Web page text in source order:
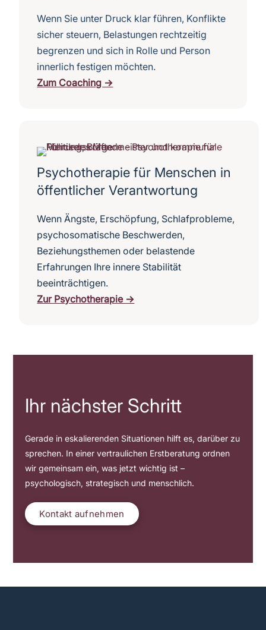
Wenn Sie unter Druck klar führen, Konflikte
sicher steuern, Belastungen rechtzeitig
begrenzen und sich in Rolle und Person
innerlich festigen möchten.
Zum Coaching →
Psychotherapie für Menschen in
öffentlicher Verantwortung
Wenn Ängste, Erschöpfung, Schlafprobleme,
psychosomatische Beschwerden,
Beziehungsthemen oder belastende
Erfahrungen Ihre innere Stabilität
beeinträchtigen.
Zur Psychotherapie →
Ihr nächster Schritt
Gerade in eskalierenden Situationen hilft es, darüber zu
sprechen. In einer vertraulichen Erstberatung ordnen
wir gemeinsam ein, was jetzt wichtig ist –
psychologisch, strategisch und menschlich.
Kontakt aufnehmen